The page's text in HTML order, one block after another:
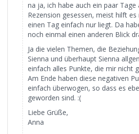
na ja, ich habe auch ein paar Tage
Rezension gesessen, meist hilft
einen Tag einfach nur liegt. Da
noch einmal einen anderen Blick
Ja die vielen Themen, die
Sienna und überhaupt Sienna
einfach alles Punkte, die mir nicht
Am Ende haben diese negativen
einfach überwogen, so dass es
geworden sind. :(
Liebe Grüße,
Anna